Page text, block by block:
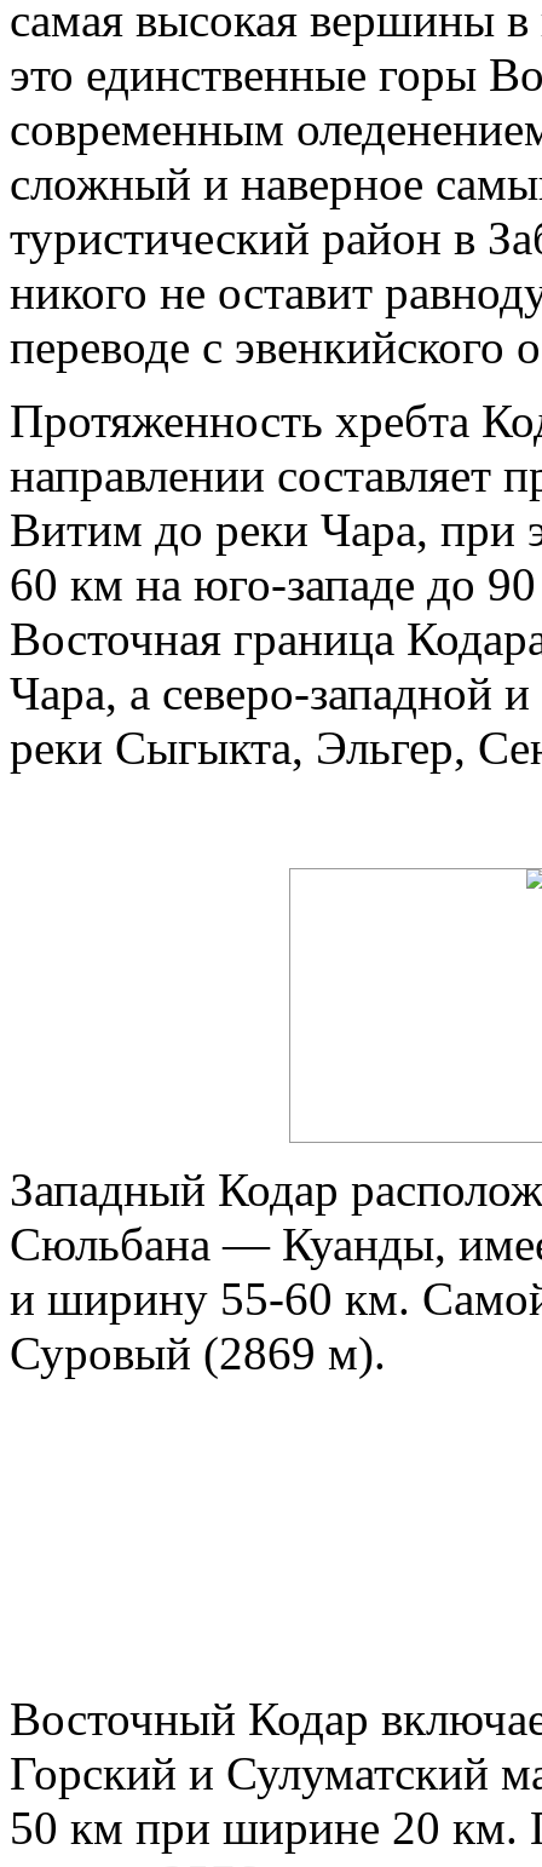
самая высокая вершины
это единственные горы
современным
сложный и наверное
туристический район в
никого не оставит
переводе с эвенкийского
Протяженность хребта
направлении составляет
Витим до реки Чара, при
60 км на юго-западе до
Восточная граница
Чара, а северо-западной
реки Сыгыкта, Эльгер,
Западный Кодар
Сюльбана — Куанды,
и ширину 55-60 км.
Суровый (2869 м).
Восточный Кодар
Горский и Сулуматский
50 км при ширине 20 км.